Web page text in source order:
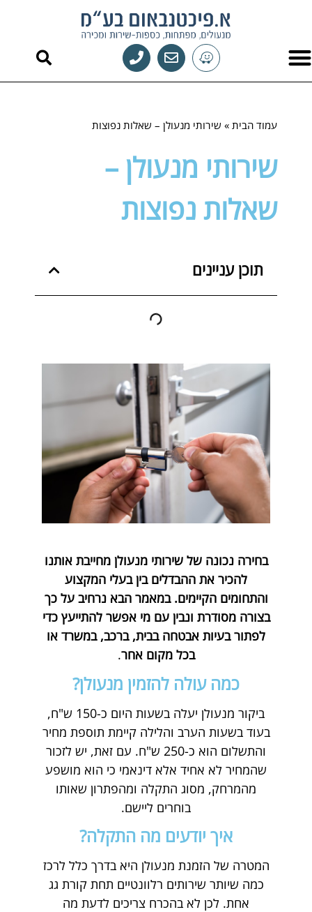
עמוד הבית » שירותי מנעולן – שאלות נפוצות
שירותי מנעולן –
שאלות נפוצות
תוכן עניינים
בחירה נכונה של שירותי מנעולן מחייבת אותנו
להכיר את ההבדלים בין בעלי המקצוע
והתחומים הקיימים. במאמר הבא נרחיב על כך
בצורה מסודרת ונבין עם מי אפשר להתייעץ כדי
לפתור בעיות אבטחה בבית, ברכב, במשרד או
בכל מקום אחר.
כמה עולה להזמין מנעולן?
ביקור מנעולן יעלה בשעות היום כ-150 ש"ח,
בעוד בשעות הערב והלילה קיימת תוספת מחיר
והתשלום הוא כ-250 ש"ח. עם זאת, יש לזכור
שהמחיר לא אחיד אלא דינאמי כי הוא מושפע
מהמרחק, מסוג התקלה ומהפתרון שאותו
בוחרים ליישם.
איך יודעים מה התקלה?
המטרה של הזמנת מנעולן היא בדרך כלל לרכז
כמה שיותר שירותים רלוונטיים תחת קורת גג
אחת. לכן לא בהכרח צריכים לדעת מה